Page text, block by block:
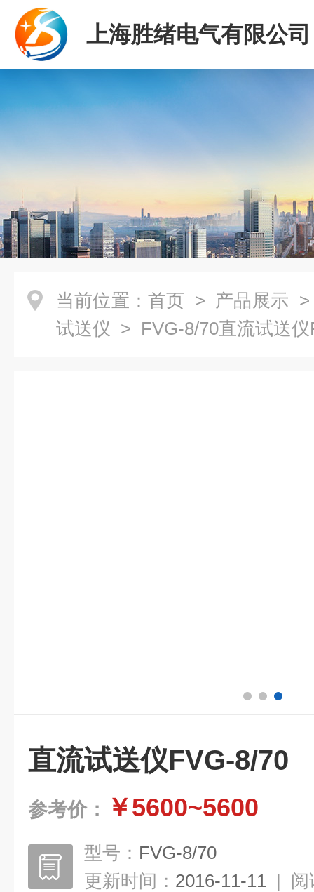
上海胜绪电气有限公司
当前位置： 首页 > 产品展示
试送仪 > FVG-8/70直流试送仪
直流试送仪FVG-8/70
参考价： ￥5600~5600
型号： FVG-8/70
更新时间： 2016-11-11 | 阅